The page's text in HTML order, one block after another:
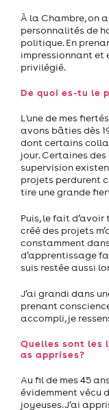
À la Chambre, on
personnalités de
politique. En
impressionnant et
privilégié.
De quoi es-tu le
L'une de mes
avons bâties dès
dont certains
jour. Certaines
supervision
projets perdurent
tire une grande
Puis, le fait
créé des projets
constamment
d’apprentissage
suis restée aussi
J’ai grandi dans
prenant
accompli, je
Quelles sont les
as apprises?
Au fil de mes 45
évidemment vécu
joyeuses. J’ai